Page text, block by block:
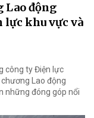
Lao động
lực khu vực và
công ty Điện lực
chương Lao động
những đóng góp nổi